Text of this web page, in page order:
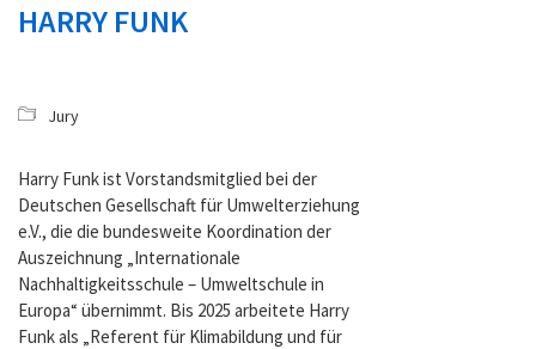
HARRY FUNK
Jury
Harry Funk ist Vorstandsmitglied bei der
Deutschen Gesellschaft für Umwelterziehung
e.V., die die bundesweite Koordination der
Auszeichnung „Internationale
Nachhaltigkeitsschule – Umweltschule in
Europa“ übernimmt. Bis 2025 arbeitete Harry
Funk als „Referent für Klimabildung und für